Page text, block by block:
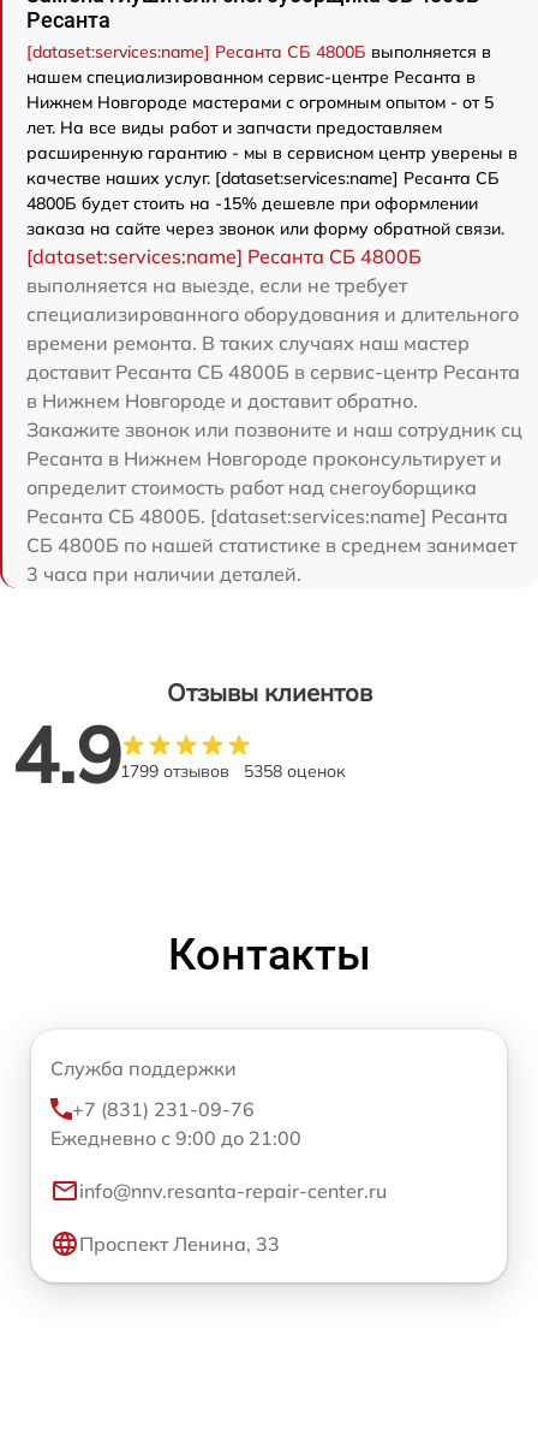
Ресанта
[dataset:services:name] Ресанта СБ 4800Б выполняется в
нашем специализированном сервис-центре Ресанта в
Нижнем Новгороде мастерами с огромным опытом - от 5
лет. На все виды работ и запчасти предоставляем
расширенную гарантию - мы в сервисном центр уверены в
качестве наших услуг. [dataset:services:name] Ресанта СБ
4800Б будет стоить на -15% дешевле при оформлении
заказа на сайте через звонок или форму обратной связи.
[dataset:services:name] Ресанта СБ 4800Б
выполняется на выезде, если не требует
специализированного оборудования и длительного
времени ремонта. В таких случаях наш мастер
доставит Ресанта СБ 4800Б в сервис-центр Ресанта
в Нижнем Новгороде и доставит обратно.
Закажите звонок или позвоните и наш сотрудник сц
Ресанта в Нижнем Новгороде проконсультирует и
определит стоимость работ над снегоуборщика
Ресанта СБ 4800Б. [dataset:services:name] Ресанта
СБ 4800Б по нашей статистике в среднем занимает
3 часа при наличии деталей.
Отзывы клиентов
4.91799 отзывов 5358 оценок
Контакты
Служба поддержки
+7 (831) 231-09-76
Ежедневно с 9:00 до 21:00
info@nnv.resanta-repair-center.ru
Проспект Ленина, 33